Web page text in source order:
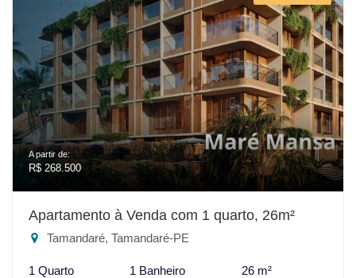
A partir de:
R$ 268.500
Apartamento à Venda com 1 quarto, 26m²
Tamandaré, Tamandaré-PE
1 Quarto 1 Banheiro 26 m²